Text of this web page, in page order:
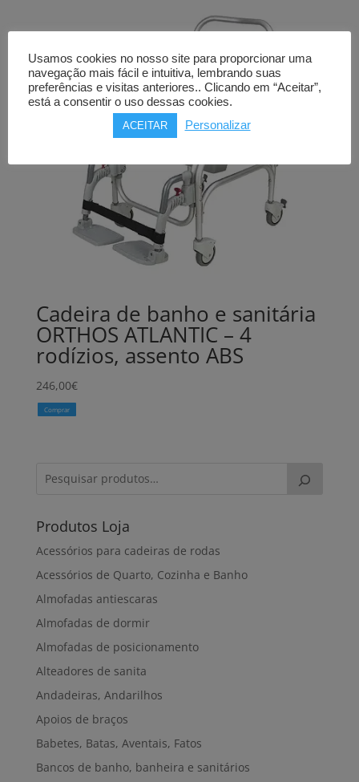
Cadeira de banho e sanitária
ORTHOS ATLANTIC – 4
rodízios, assento ABS
246,00€
Comprar
Produtos Loja
Acessórios para cadeiras de rodas
Acessórios de Quarto, Cozinha e Banho
Almofadas antiescaras
Almofadas de dormir
Almofadas de posicionamento
Alteadores de sanita
Andadeiras, Andarilhos
Apoios de braços
Babetes, Batas, Aventais, Fatos
Bancos de banho, banheira e sanitários
Usamos cookies no nosso site para proporcionar uma
navegação mais fácil e intuitiva, lembrando suas
preferências e visitas anteriores.. Clicando em “Aceitar”,
está a consentir o uso dessas cookies.
ACEITAR Personalizar